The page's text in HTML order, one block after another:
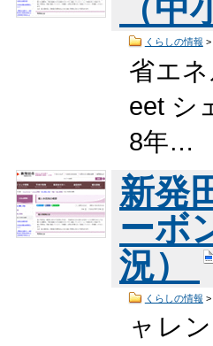
（
くらしの情報 >
省エ
eet シ
8年…
新発
ーボ
況）
くらしの情報 >
ャレ